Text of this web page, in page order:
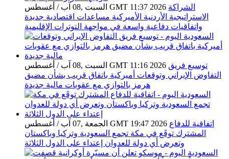
السبت ,08 آب / أغسطس GMT 11:37 2026 الشراكة
الاستراتيجية الأردنية الأميركية مساعدات اقتصادية جديدة
واتفاقيات دفاعية واسعة في مواجهة التوترات الإقليمية
السبت ,08 آب / أغسطس GMT 11:16 2026 توسيع فريق
التفاوض الإيراني وتوقعات أميركية باتفاق قريب بشأن مضيق
هرمز بالتوازي مع عقوبات مالية جديدة
الجمعة ,07 آب / أغسطس GMT 19:47 2026 اتفاقية للدفاع
المشترك توقَع في مكة تجمع السعودية وتركيا وباكستان
وتعرض أي دولة للعدوان إعتداء على الدول الثلاثة